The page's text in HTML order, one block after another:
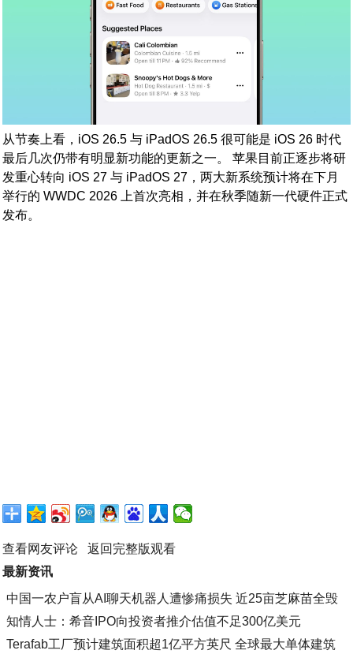
从节奏上看，iOS 26.5 与 iPadOS 26.5 很可能是 iOS 26 时代
最后几次仍带有明显新功能的更新之一。 苹果目前正逐步将研
发重心转向 iOS 27 与 iPadOS 27，两大新系统预计将在下月
举行的 WWDC 2026 上首次亮相，并在秋季随新一代硬件正式
发布。
查看网友评论
返回完整版观看
最新资讯
中国一农户盲从AI聊天机器人遭惨痛损失 近25亩芝麻苗全毁
知情人士：希音IPO向投资者推介估值不足300亿美元
Terafab工厂预计建筑面积超1亿平方英尺 全球最大单体建筑